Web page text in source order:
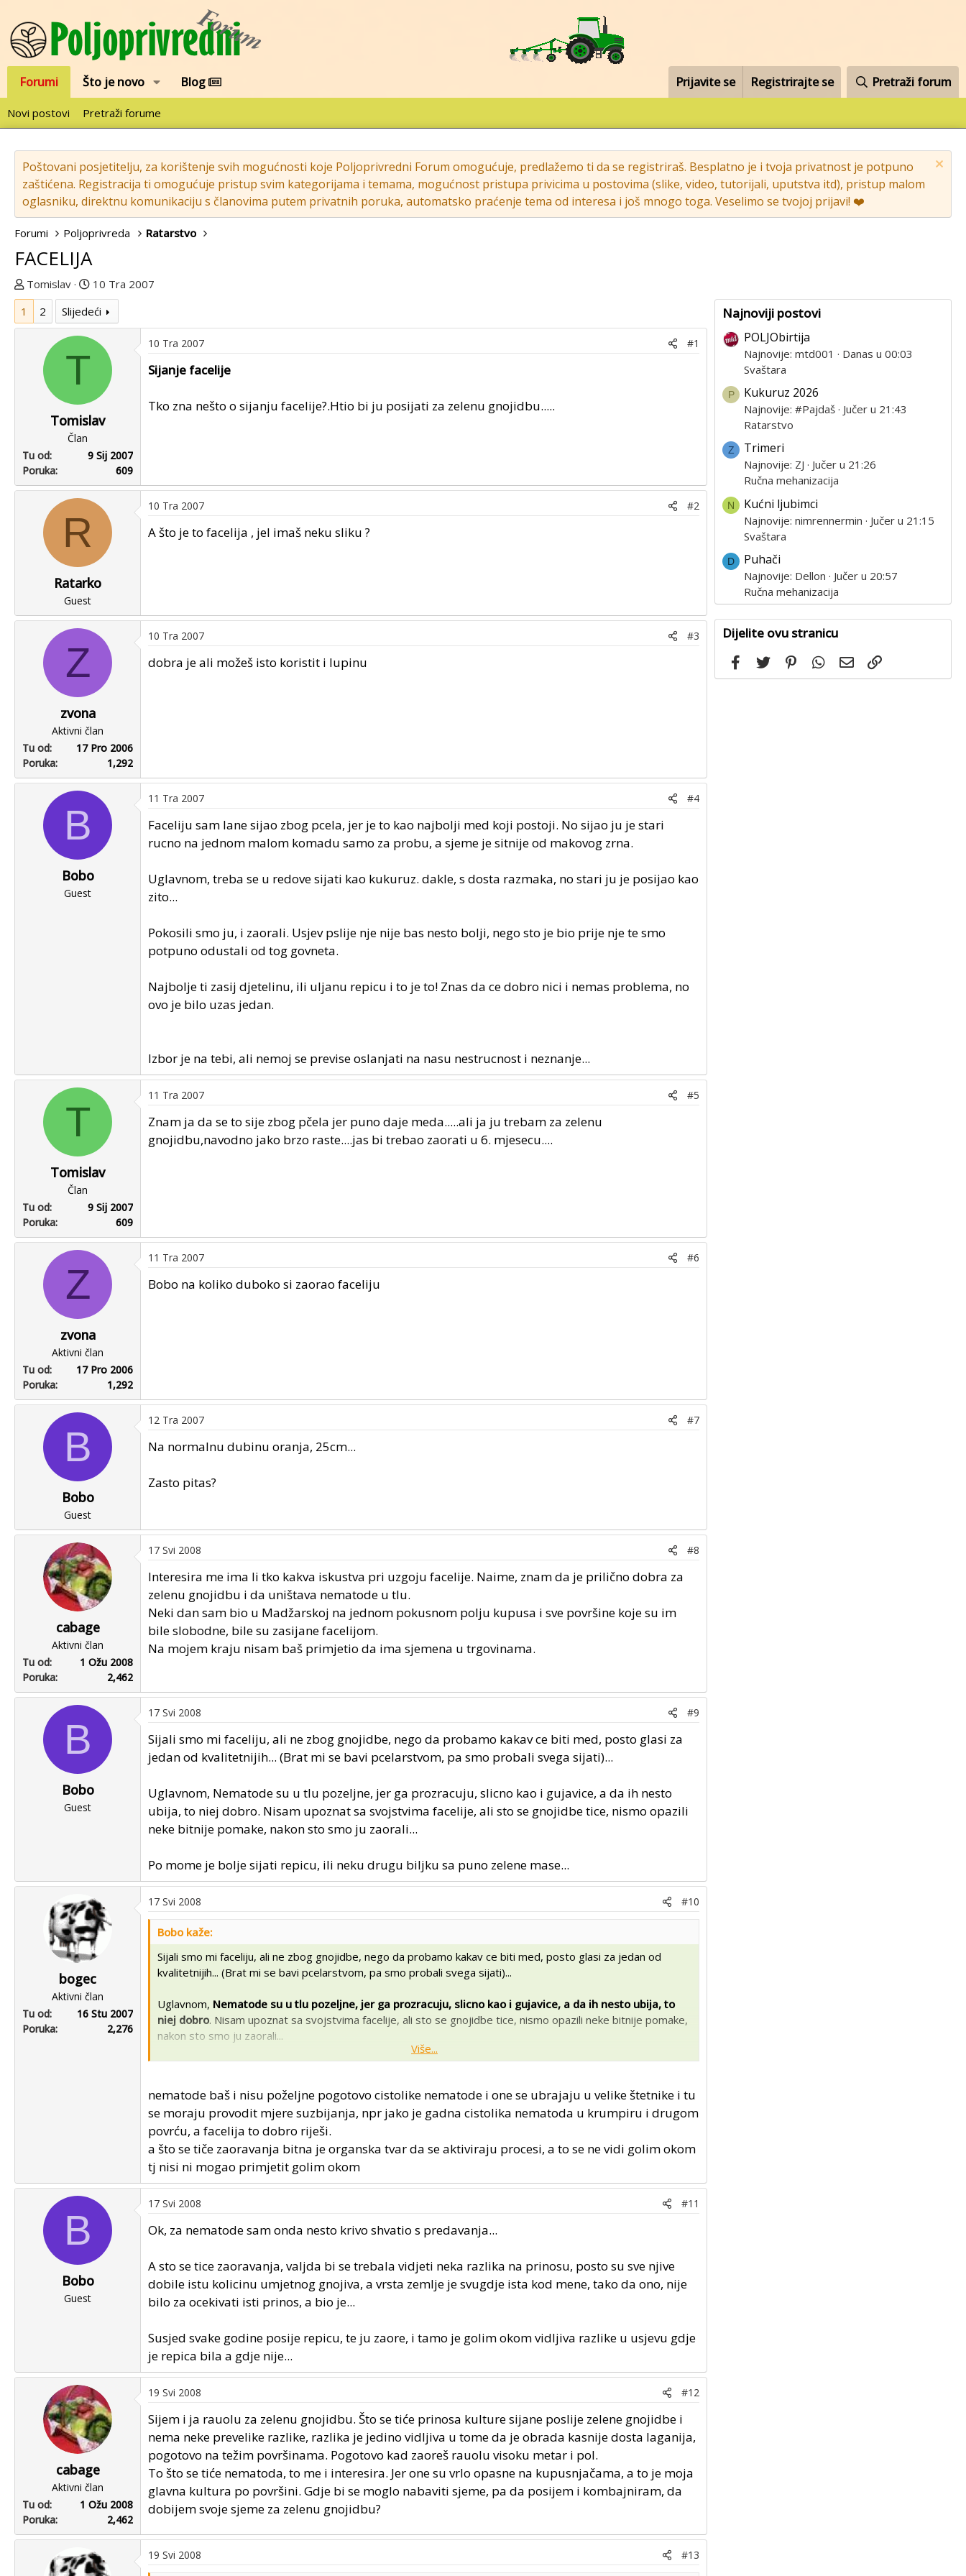
Forumi Što je novo Blog Prijavite se Registrirajte se Pretraži forum
Novi postovi Pretraži forume
Poštovani posjetitelju, za korištenje svih mogućnosti koje Poljoprivredni Forum omogućuje, predlažemo ti da se registriraš. Besplatno je i tvoja privatnost je potpuno
zaštićena. Registracija ti omogućuje pristup svim kategorijama i temama, mogućnost pristupa privicima u postovima (slike, video, tutorijali, uputstva itd), pristup malom
oglasniku, direktnu komunikaciju s članovima putem privatnih poruka, automatsko praćenje tema od interesa i još mnogo toga. Veselimo se tvojoj prijavi! ❤️
Forumi Poljoprivreda Ratarstvo
FACELIJA
T
e
u
o
Tomislav
D
a
t
u
m
g
o
t
a
10 Tra 2007
1
2 Slijedeći
T
Tomislav
Član
Tu od
9 Sij 2007
Poruka
609
10 Tra 2007 #1
Sijanje facelije
Tko zna nešto o sijanju facelije?.Htio bi ju posijati za zelenu gnojidbu.....
R
Ratarko
Guest
10 Tra 2007 #2
A što je to facelija , jel imaš neku sliku ?
Z
zvona
Aktivni član
Tu od
17 Pro 2006
Poruka
1,292
10 Tra 2007 #3
dobra je ali možeš isto koristit i lupinu
B
Bobo
Guest
11 Tra 2007 #4
Faceliju sam lane sijao zbog pcela, jer je to kao najbolji med koji postoji. No sijao ju je stari
rucno na jednom malom komadu samo za probu, a sjeme je sitnije od makovog zrna.
Uglavnom, treba se u redove sijati kao kukuruz. dakle, s dosta razmaka, no stari ju je posijao kao
zito...
Pokosili smo ju, i zaorali. Usjev pslije nje nije bas nesto bolji, nego sto je bio prije nje te smo
potpuno odustali od tog govneta.
Najbolje ti zasij djetelinu, ili uljanu repicu i to je to! Znas da ce dobro nici i nemas problema, no
ovo je bilo uzas jedan.
Izbor je na tebi, ali nemoj se previse oslanjati na nasu nestrucnost i neznanje...
T
Tomislav
Član
Tu od
9 Sij 2007
Poruka
609
11 Tra 2007 #5
Znam ja da se to sije zbog pčela jer puno daje meda.....ali ja ju trebam za zelenu
gnojidbu,navodno jako brzo raste....jas bi trebao zaorati u 6. mjesecu....
Z
zvona
Aktivni član
Tu od
17 Pro 2006
Poruka
1,292
11 Tra 2007 #6
Bobo na koliko duboko si zaorao faceliju
B
Bobo
Guest
12 Tra 2007 #7
Na normalnu dubinu oranja, 25cm...
Zasto pitas?
cabage
Aktivni član
Tu od
1 Ožu 2008
Poruka
2,462
17 Svi 2008 #8
Interesira me ima li tko kakva iskustva pri uzgoju facelije. Naime, znam da je prilično dobra za
zelenu gnojidbu i da uništava nematode u tlu.
Neki dan sam bio u Madžarskoj na jednom pokusnom polju kupusa i sve površine koje su im
bile slobodne, bile su zasijane facelijom.
Na mojem kraju nisam baš primjetio da ima sjemena u trgovinama.
B
Bobo
Guest
17 Svi 2008 #9
Sijali smo mi faceliju, ali ne zbog gnojidbe, nego da probamo kakav ce biti med, posto glasi za
jedan od kvalitetnijih... (Brat mi se bavi pcelarstvom, pa smo probali svega sijati)...
Uglavnom, Nematode su u tlu pozeljne, jer ga prozracuju, slicno kao i gujavice, a da ih nesto
ubija, to niej dobro. Nisam upoznat sa svojstvima facelije, ali sto se gnojidbe tice, nismo opazili
neke bitnije pomake, nakon sto smo ju zaorali...
Po mome je bolje sijati repicu, ili neku drugu biljku sa puno zelene mase...
bogec
Aktivni član
Tu od
16 Stu 2007
Poruka
2,276
17 Svi 2008 #10
Bobo kaže:
Sijali smo mi faceliju, ali ne zbog gnojidbe, nego da probamo kakav ce biti med, posto glasi za jedan od
kvalitetnijih... (Brat mi se bavi pcelarstvom, pa smo probali svega sijati)...
Uglavnom, Nematode su u tlu pozeljne, jer ga prozracuju, slicno kao i gujavice, a da ih nesto ubija, to
niej dobro. Nisam upoznat sa svojstvima facelije, ali sto se gnojidbe tice, nismo opazili neke bitnije pomake,
nakon sto smo ju zaorali...
Više...
nematode baš i nisu poželjne pogotovo cistolike nematode i one se ubrajaju u velike štetnike i tu
se moraju provodit mjere suzbijanja, npr jako je gadna cistolika nematoda u krumpiru i drugom
povrću, a facelija to dobro riješi.
a što se tiče zaoravanja bitna je organska tvar da se aktiviraju procesi, a to se ne vidi golim okom
tj nisi ni mogao primjetit golim okom
B
Bobo
Guest
17 Svi 2008 #11
Ok, za nematode sam onda nesto krivo shvatio s predavanja...
A sto se tice zaoravanja, valjda bi se trebala vidjeti neka razlika na prinosu, posto su sve njive
dobile istu kolicinu umjetnog gnojiva, a vrsta zemlje je svugdje ista kod mene, tako da ono, nije
bilo za ocekivati isti prinos, a bio je...
Susjed svake godine posije repicu, te ju zaore, i tamo je golim okom vidljiva razlike u usjevu gdje
je repica bila a gdje nije...
cabage
Aktivni član
Tu od
1 Ožu 2008
Poruka
2,462
19 Svi 2008 #12
Sijem i ja rauolu za zelenu gnojidbu. Što se tiće prinosa kulture sijane poslije zelene gnojidbe i
nema neke prevelike razlike, razlika je jedino vidljiva u tome da je obrada kasnije dosta laganija,
pogotovo na težim površinama. Pogotovo kad zaoreš rauolu visoku metar i pol.
To što se tiće nematoda, to me i interesira. Jer one su vrlo opasne na kupusnjačama, a to je moja
glavna kultura po površini. Gdje bi se moglo nabaviti sjeme, pa da posijem i kombajniram, da
dobijem svoje sjeme za zelenu gnojidbu?
19 Svi 2008 #13
Najnoviji postovi
POLJObirtija
Najnovije: mtd001
Danas u 00:03
Svaštara
P Kukuruz 2026
Najnovije: #Pajdaš Jučer u 21:43
Ratarstvo
Z Trimeri
Najnovije: ZJ
Jučer u 21:26
Ručna mehanizacija
N Kućni ljubimci
Najnovije: nimrennermin
Jučer u 21:15
Svaštara
D Puhači
Najnovije: Dellon
Jučer u 20:57
Ručna mehanizacija
Dijelite ovu stranicu
Facebook
Twitter PinterestWhatsApp
Email